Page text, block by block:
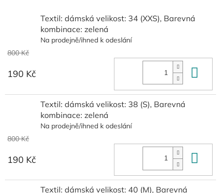
Textil: dámská velikost: 34 (XXS), Barevná
kombinace: zelená
Na prodejně/ihned k odeslání
800 Kč
190 Kč
Textil: dámská velikost: 38 (S), Barevná
kombinace: zelená
Na prodejně/ihned k odeslání
800 Kč
190 Kč
Textil: dámská velikost: 40 (M), Barevná